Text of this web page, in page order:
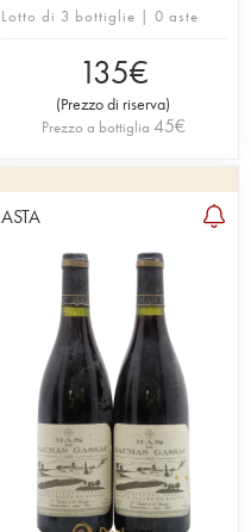
Lotto di 3 bottiglie | 0 aste
135€
(Prezzo di riserva)
Prezzo a bottiglia 45€
ASTA